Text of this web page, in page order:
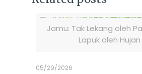
Jamu: Tak Lekang oleh
Lapuk oleh Hujan
05/29/2026